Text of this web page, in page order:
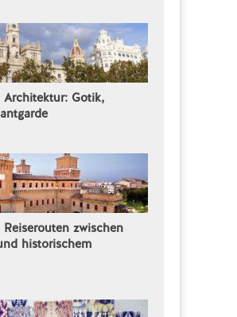
Gotik,
zwischen
historischem